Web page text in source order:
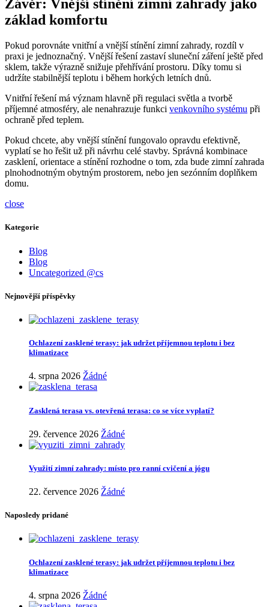
Závěr: Vnější stínění zimní zahrady jako
základ komfortu
Pokud porovnáte vnitřní a vnější stínění zimní zahrady, rozdíl v
praxi je jednoznačný. Vnější řešení zastaví sluneční záření ještě před
sklem, takže výrazně snižuje přehřívání prostoru. Díky tomu si
udržíte stabilnější teplotu i během horkých letních dnů.
Vnitřní řešení má význam hlavně při regulaci světla a tvorbě
příjemné atmosféry, ale nenahrazuje funkci venkovního systému při
ochraně před teplem.
Pokud chcete, aby vnější stínění fungovalo opravdu efektivně,
vyplatí se ho řešit už při návrhu celé stavby. Správná kombinace
zasklení, orientace a stínění rozhodne o tom, zda bude zimní zahrada
plnohodnotným obytným prostorem, nebo jen sezónním doplňkem
domu.
close
Kategorie
Blog
Blog
Uncategorized @cs
Nejnovější příspěvky
Ochlazení zasklené terasy: jak udržet příjemnou teplotu i bez
klimatizace
4. srpna 2026 Žádné
Zasklená terasa vs. otevřená terasa: co se více vyplatí?
29. července 2026 Žádné
Využití zimní zahrady: místo pro ranní cvičení a jógu
22. července 2026 Žádné
Naposledy pridané
Ochlazení zasklené terasy: jak udržet příjemnou teplotu i bez
klimatizace
4. srpna 2026 Žádné